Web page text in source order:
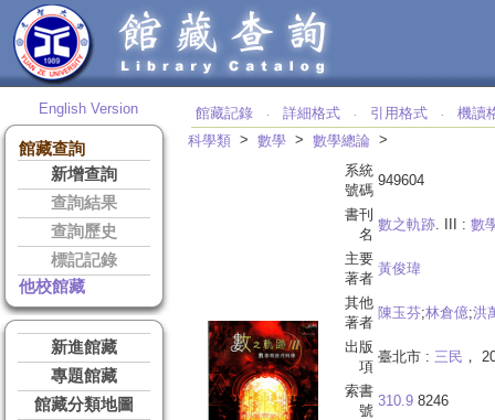
English Version
館藏查詢
新增查詢
查詢結果
查詢歷史
標記記錄
他校館藏
新進館藏
專題館藏
館藏分類地圖
館藏記錄 ‧ 詳細格式 ‧ 引用格式 ‧
機讀
科學類 > 數學 > 數學總論 >
系統
號碼
949604
書刊
名
數之軌跡. III : 數
主要
著者
黃俊瑋
其他
著者
陳玉芬;林倉億;洪
出版
項
臺北市 : 三民 ，
索書
號
310.9 8246